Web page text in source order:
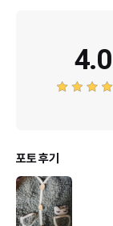
4.0
포토 후기